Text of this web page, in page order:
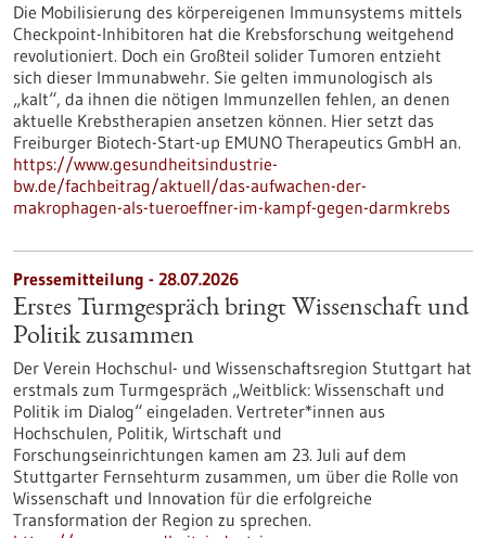
Die Mobilisierung des körpereigenen Immunsystems mittels
Checkpoint-Inhibitoren hat die Krebsforschung weitgehend
revolutioniert. Doch ein Großteil solider Tumoren entzieht
sich dieser Immunabwehr. Sie gelten immunologisch als
„kalt“, da ihnen die nötigen Immunzellen fehlen, an denen
aktuelle Krebstherapien ansetzen können. Hier setzt das
Freiburger Biotech-Start-up EMUNO Therapeutics GmbH an.
https://www.gesundheitsindustrie-
bw.de/fachbeitrag/aktuell/das-aufwachen-der-
makrophagen-als-tueroeffner-im-kampf-gegen-darmkrebs
Pressemitteilung - 28.07.2026
Erstes Turmgespräch bringt Wissenschaft und
Politik zusammen
Der Verein Hochschul- und Wissenschaftsregion Stuttgart hat
erstmals zum Turmgespräch „Weitblick: Wissenschaft und
Politik im Dialog“ eingeladen. Vertreter*innen aus
Hochschulen, Politik, Wirtschaft und
Forschungseinrichtungen kamen am 23. Juli auf dem
Stuttgarter Fernsehturm zusammen, um über die Rolle von
Wissenschaft und Innovation für die erfolgreiche
Transformation der Region zu sprechen.